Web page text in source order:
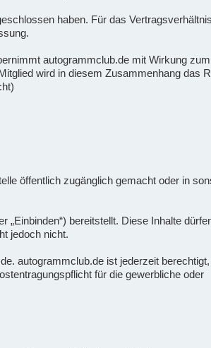
haben. Für das Vertragsverhältnis
autogrammclub.de mit Wirkung
wird in diesem Zusammenhang das
öffentlich zugänglich gemacht oder in
„Einbinden“) bereitstellt. Diese Inhalte
jedoch nicht.
autogrammclub.de ist jederzeit
für die gewerbliche oder